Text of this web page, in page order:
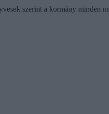
szerint a kormány minden